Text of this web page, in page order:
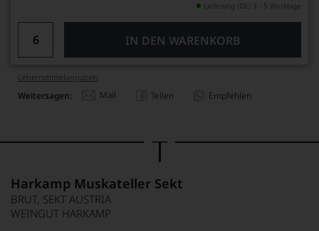
Lieferung (DE) 3 - 5 Werktage
IN DEN WARENKORB
Lebensmittel­angaben
Weitersagen: Mail Teilen Empfehlen
Harkamp Muskateller Sekt
BRUT, SEKT AUSTRIA
WEINGUT HARKAMP